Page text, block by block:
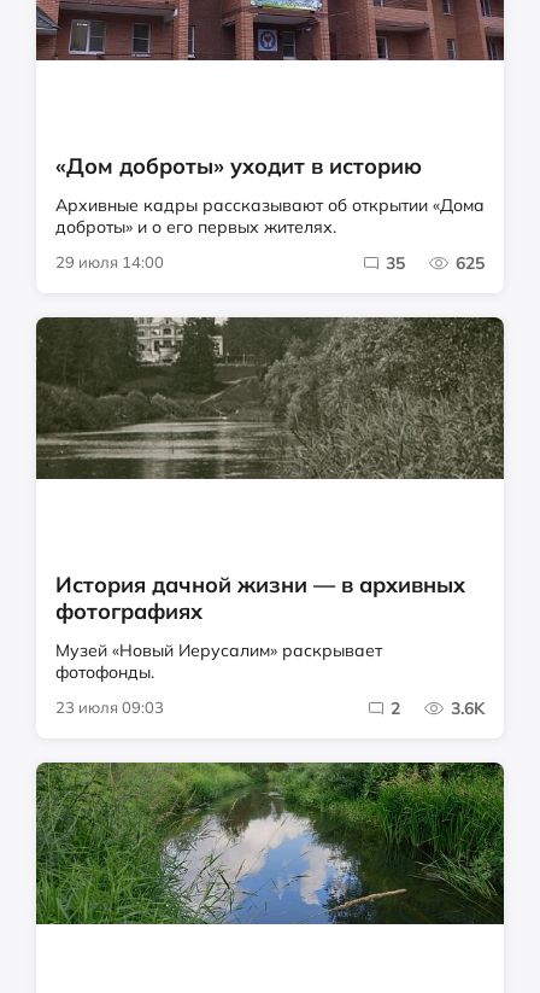
«Дом доброты» уходит в историю
Архивные кадры рассказывают об открытии «Дома
доброты» и о его первых жителях.
29 июля 14:00 35 625
История дачной жизни — в архивных
фотографиях
Музей «Новый Иерусалим» раскрывает
фотофонды.
23 июля 09:03 2 3.6K